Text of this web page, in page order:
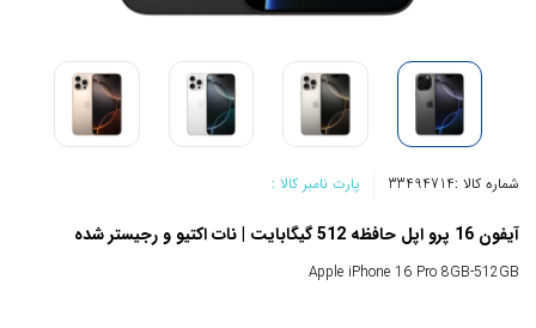
شماره کالا :33494714 پارت نامبر کالا :
آیفون 16 پرو اپل حافظه 512 گیگابایت | نات اکتیو و رجیستر شده
Apple iPhone 16 Pro 8GB-512GB